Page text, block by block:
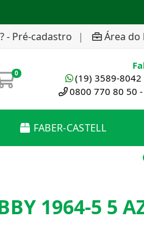
- Pré-cadastro | Área do
0
(19) 3589-8042
0800 770 80 50 -
FABER-CASTELL
1964-5 5